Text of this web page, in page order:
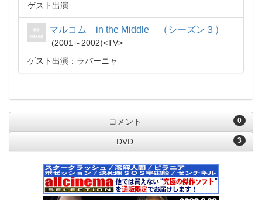
ゲスト出演
マルコム in the Middle （シーズン３）
2001～2002
TV
ゲスト出演：ラバーニャ
0
コメント
3
DVD